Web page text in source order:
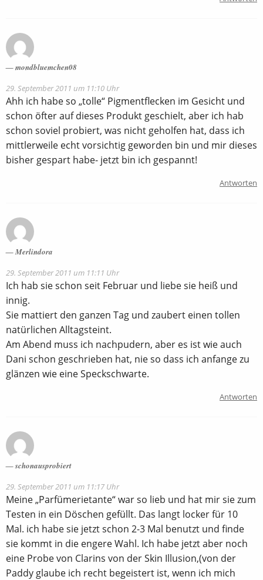
mondbluemchen08
29. September 2011 um 11:10 Uhr
Ahh ich habe so „tolle“ Pigmentflecken im Gesicht und
schon öfter auf dieses Produkt geschielt, aber ich hab
schon soviel probiert, was nicht geholfen hat, dass ich
mittlerweile echt vorsichtig geworden bin und mir dieses
bisher gespart habe- jetzt bin ich gespannt!
Antworten
Merlindora
29. September 2011 um 11:11 Uhr
Ich hab sie schon seit Februar und liebe sie heiß und
innig.
Sie mattiert den ganzen Tag und zaubert einen tollen
natürlichen Alltagsteint.
Am Abend muss ich nachpudern, aber es ist wie auch
Dani schon geschrieben hat, nie so dass ich anfange zu
glänzen wie eine Speckschwarte.
Antworten
schonausprobiert
29. September 2011 um 11:17 Uhr
Meine „Parfümerietante“ war so lieb und hat mir sie zum
Testen in ein Döschen gefüllt. Das langt locker für 10
Mal. ich habe sie jetzt schon 2-3 Mal benutzt und finde
sie kommt in die engere Wahl. Ich habe jetzt aber noch
eine Probe von Clarins von der Skin Illusion,(von der
Paddy glaube ich recht begeistert ist, wenn ich mich